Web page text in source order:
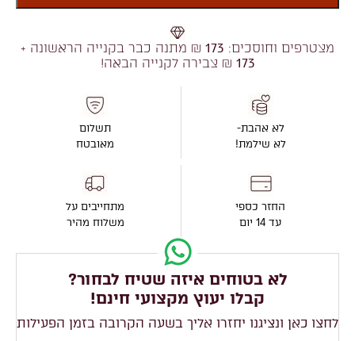
מצטרפים וחוסכים: 173 ₪ מתנה כבר בקנייה הראשונה +
173 ₪ צבירה לקנייה הבאה!
לא אהבת-
לא שילמת!
החזר כספי
עד 14 יום
תשלום
מאובטח
מתחייבים על
משלוח מהיר
לא בטוחים איזה שטיח לבחור?
קבלו יעוץ מקצועי חינם!
לחצו כאן ונציגנו יחזרו אליך בשעה הקרובה בזמן הפעילות